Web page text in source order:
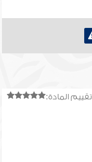
تقييم المادة: